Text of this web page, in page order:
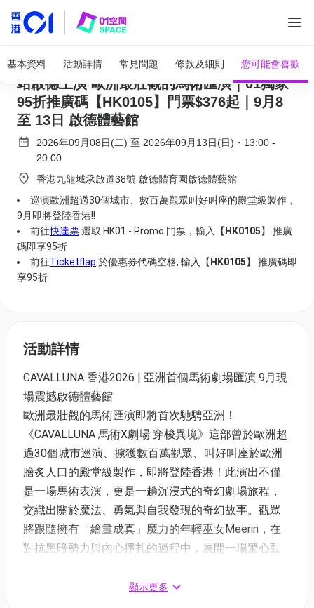
基本資料 活動詳情 常見問題 條款及細則 您可能會喜歡
CAVALLUNA 馬術X劇場 穿梭異境｜亞洲首
站啟德上演 歐洲最壯觀的馬術匯演｜01獨家
95折推廣碼【HK0105】門票$376起｜9月8
至 13日 啟德體藝館
2026年09月08日(二) 至 2026年09月13日(日) ・ 13:00 -
20:00
香港九龍城承啟道38號 啟德體育園啟德體藝館
巡演歐洲超過30個城市、數百萬觀眾叫好叫座的殿堂級製作，
9月即將登陸香港!!
前往快達票選取 HK01 - Promo 門票，輸入【 HK0105】 推廣
碼即享95折
前往Ticketflap 於優惠券代碼空格, 輸入【 HK0105】 推廣碼即
享95折
活動詳情
CAVALLUNA 香港2026 | 亞洲首個馬術劇場匯演 9月現
場震撼啟德體藝館
歐洲最壯觀的馬術匯演即將首次馳騁亞洲！
《CAVALLUNA 馬術X劇場 穿梭異境》這部曾於歐洲超
過30個城市巡演、擄獲數百萬觀眾、叫好叫座於歐洲
膾炙人口的殿堂級製作，即將登陸香港！此演出不僅
是一場馬術表演，更是一趟沉浸式的奇幻劇場旅程，
交織出關於魔法、勇氣與自我發現的奇幻故事。觀眾
將跟隨擁有「繪畫成真」魔力的年輕巫女Meerin，在
對抗黑暗勢力與內心掙扎的過程中，展開一場驚心動
顯示更多